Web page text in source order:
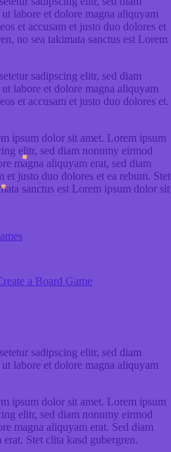
labore et dolore magna aliquyam
et accusam et justo duo dolores et
no sea takimata sanctus est Lorem
sadipscing elitr, sed diam
labore et dolore magna aliquyam
et accusam et justo duo dolores et.
ipsum dolor sit amet. Lorem ipsum
elitr, sed diam nonumy eirmod
magna aliquyam erat, sed diam
et justo duo dolores et ea rebum. Stet
sanctus est Lorem ipsum dolor sit
a Board Game
sadipscing elitr, sed diam
labore et dolore magna aliquyam
ipsum dolor sit amet. Lorem ipsum
elitr, sed diam nonumy eirmod
magna aliquyam erat. Sed diam
Stet clita kasd gubergren.